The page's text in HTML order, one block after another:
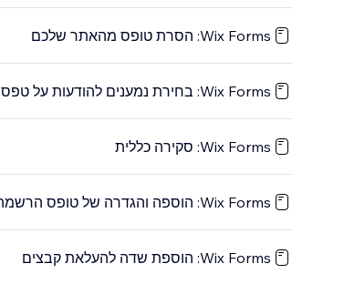
Wix Forms: הסרת טופס מהאתר שלכם
Wix Forms: בחירת נמענים להודעות על טפסים שהתקבלו
Wix Forms: סקירה כללית
Wix Forms: הוספה והגדרה של טופס הרשמה
Wix Forms: הוספת שדה להעלאת קבצים